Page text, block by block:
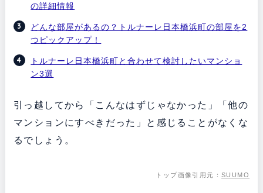
の詳細情報
どんな部屋があるの？トルナーレ日本橋浜町の部屋を2
つピックアップ！
トルナーレ日本橋浜町と合わせて検討したいマンショ
ン3選
引っ越してから「こんなはずじゃなかった」「他の
マンションにすべきだった」と感じることがなくな
るでしょう。
トップ画像引用元：SUUMO